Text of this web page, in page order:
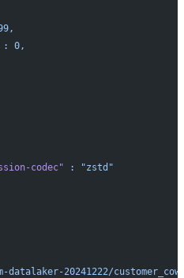
:
0,
codec"
:
"zstd"
datalaker-20241222/